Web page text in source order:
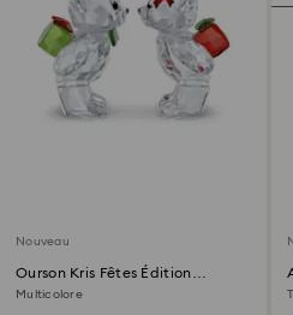
Nouveau
Ourson Kris Fêtes Édition
Annuelle 2026
Multicolore